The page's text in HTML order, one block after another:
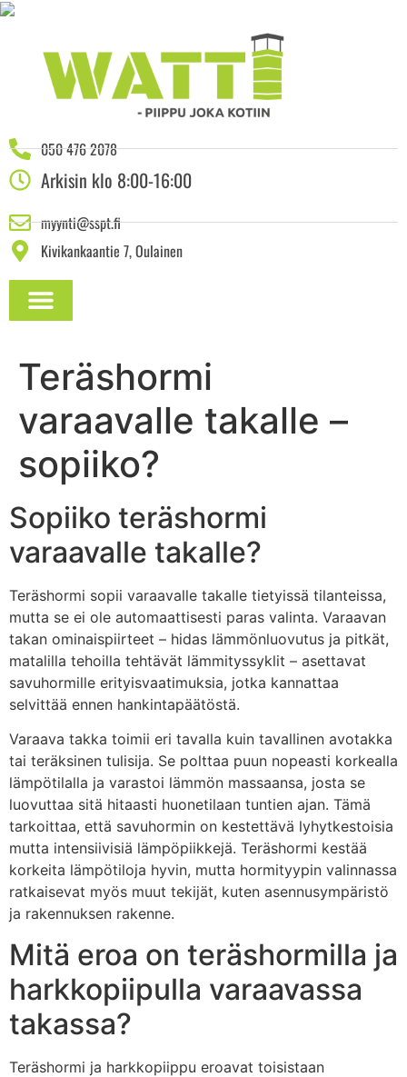
050 476 2078
Arkisin klo 8:00-16:00
myynti@sspt.fi
Kivikankaantie 7, Oulainen
Teräshormi
varaavalle takalle –
sopiiko?
Sopiiko teräshormi
varaavalle takalle?
Teräshormi sopii varaavalle takalle tietyissä tilanteissa,
mutta se ei ole automaattisesti paras valinta. Varaavan
takan ominaispiirteet – hidas lämmönluovutus ja pitkät,
matalilla tehoilla tehtävät lämmityssyklit – asettavat
savuhormille erityisvaatimuksia, jotka kannattaa
selvittää ennen hankintapäätöstä.
Varaava takka toimii eri tavalla kuin tavallinen avotakka
tai teräksinen tulisija. Se polttaa puun nopeasti korkealla
lämpötilalla ja varastoi lämmön massaansa, josta se
luovuttaa sitä hitaasti huonetilaan tuntien ajan. Tämä
tarkoittaa, että savuhormin on kestettävä lyhytkestoisia
mutta intensiivisiä lämpöpiikkejä. Teräshormi kestää
korkeita lämpötiloja hyvin, mutta hormityypin valinnassa
ratkaisevat myös muut tekijät, kuten asennusympäristö
ja rakennuksen rakenne.
Mitä eroa on teräshormilla ja
harkkopiipulla varaavassa
takassa?
Teräshormi ja harkkopiippu eroavat toisistaan